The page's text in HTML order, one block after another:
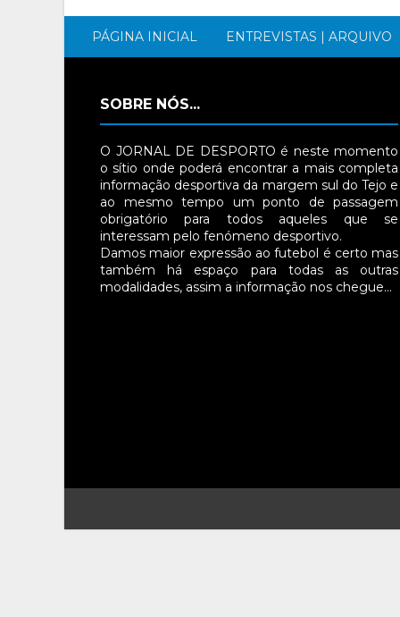
PÁGINA INICIAL ENTREVISTAS | ARQUIVO
SOBRE NÓS...
O JORNAL DE DESPORTO é neste momento
o sítio onde poderá encontrar a mais completa
informação desportiva da margem sul do Tejo e
ao mesmo tempo um ponto de passagem
obrigatório para todos aqueles que se
interessam pelo fenómeno desportivo.
Damos maior expressão ao futebol é certo mas
também há espaço para todas as outras
modalidades, assim a informação nos chegue…